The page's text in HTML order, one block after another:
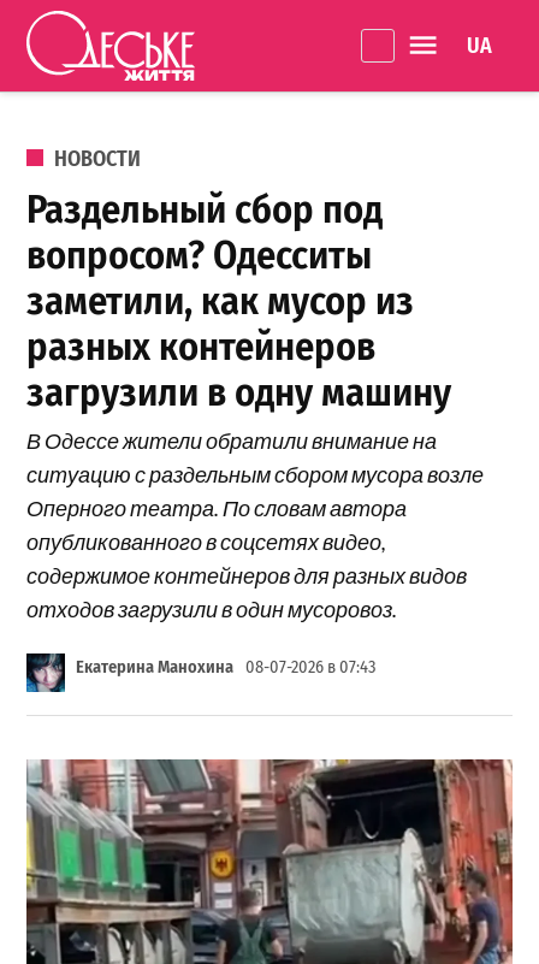
Перейти к содержанию
життя
ОПУБЛИКОВАНО В
НОВОСТИ
Раздельный сбор под
вопросом? Одесситы
заметили, как мусор из
разных контейнеров
загрузили в одну машину
В Одессе жители обратили внимание на
ситуацию с раздельным сбором мусора возле
Оперного театра. По словам автора
опубликованного в соцсетях видео,
содержимое контейнеров для разных видов
отходов загрузили в один мусоровоз.
Екатерина Манохина 08-07-2026 в 07:43